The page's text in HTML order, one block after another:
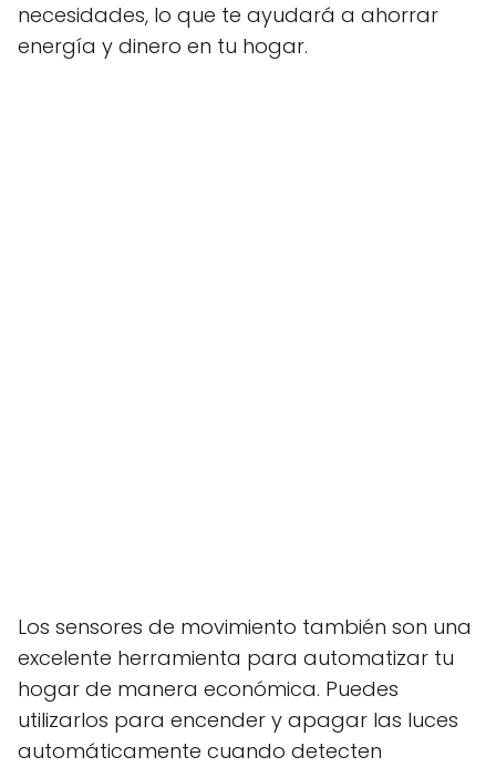
necesidades, lo que te ayudará a ahorrar
energía y dinero en tu hogar.
Los sensores de movimiento también son una
excelente herramienta para automatizar tu
hogar de manera económica. Puedes
utilizarlos para encender y apagar las luces
automáticamente cuando detecten